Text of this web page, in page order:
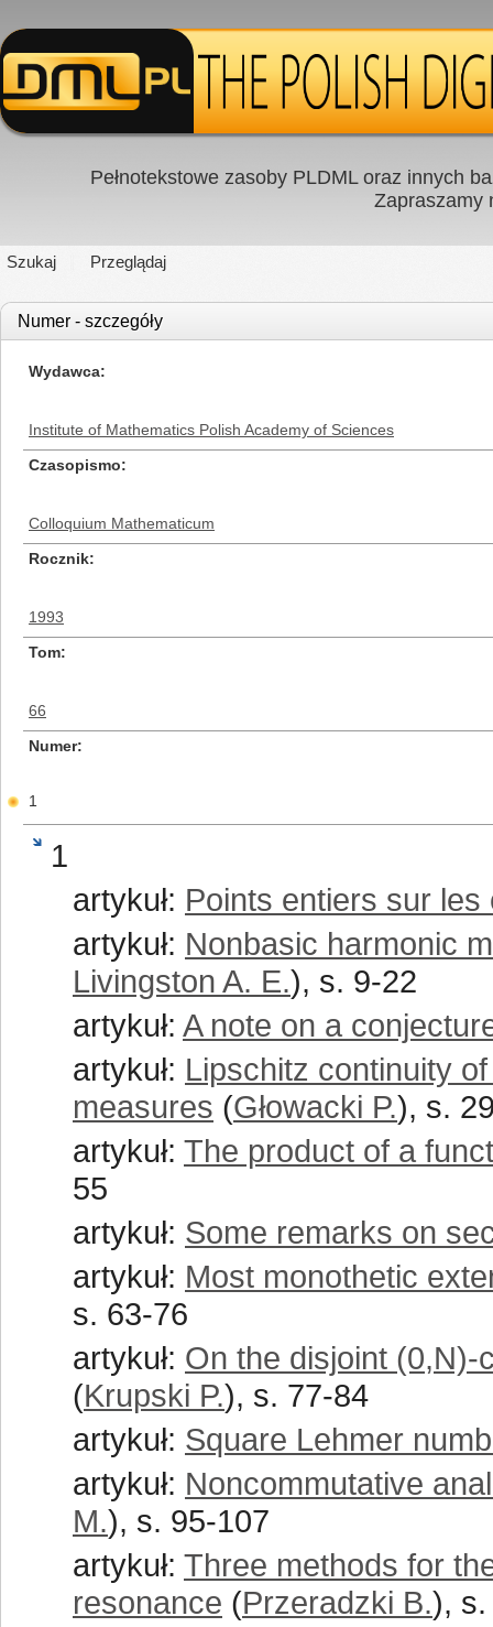
Pełnotekstowe zasoby PLDML oraz innych
Zapraszamy
Szukaj Przeglądaj
Numer - szczegóły
Wydawca
Institute of Mathematics Polish Academy of Sciences
Czasopismo
Colloquium Mathematicum
Rocznik
1993
Tom
66
Numer
1
1
artykuł: Points entiers sur
artykuł: Nonbasic harmonic
Livingston A. E.), s. 9-22
artykuł: A note on a
artykuł: Lipschitz continuity
measures (Głowacki P.), s.
artykuł: The product of a
55
artykuł: Some remarks on
artykuł: Most monothetic
s. 63-76
artykuł: On the disjoint (0,N)-
(Krupski P.), s. 77-84
artykuł: Square Lehmer
artykuł: Noncommutative
M.), s. 95-107
artykuł: Three methods for
resonance (Przeradzki B.),